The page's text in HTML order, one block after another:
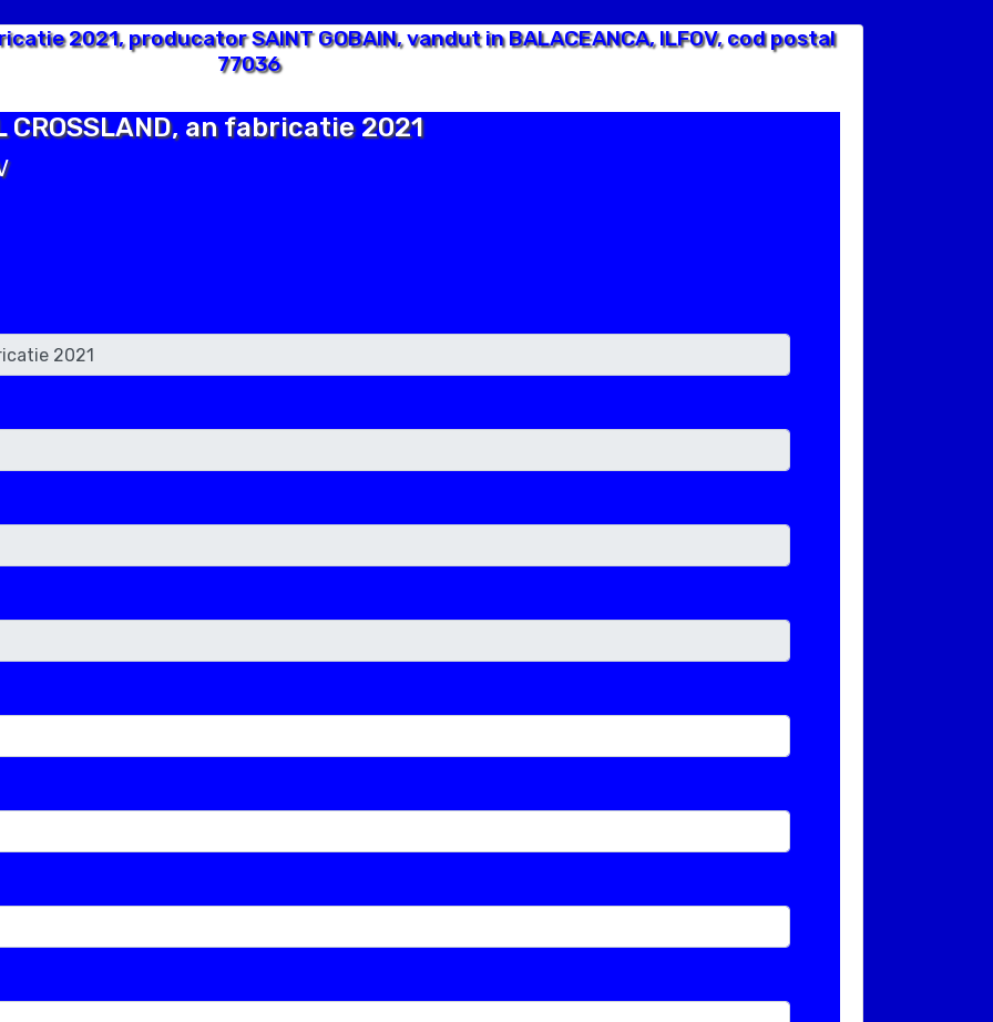
2021, producator SAINT GOBAIN, vandut in BALACEANCA, ILFOV, cod postal
77036
an fabricatie 2021